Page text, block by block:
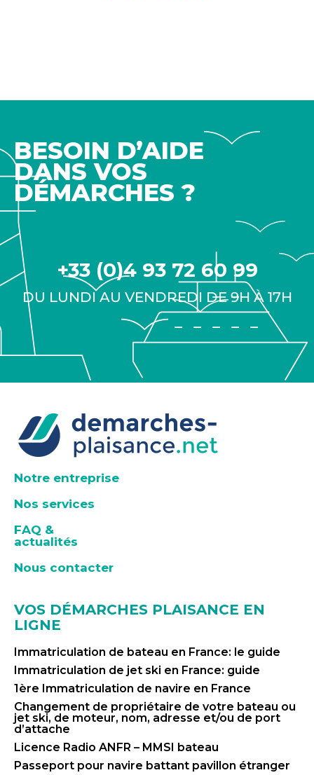
BESOIN D’AIDE
DANS VOS
DÉMARCHES ?
+33 (0)4 93 72 60 99
DU LUNDI AU VENDREDI DE 9H À 17H
Notre entreprise
Nos services
FAQ &
actualités
Nous contacter
VOS DÉMARCHES PLAISANCE EN
LIGNE
Immatriculation de bateau en France: le guide
Immatriculation de jet ski en France: guide
1ère Immatriculation de navire en France
Changement de propriétaire de votre bateau ou
jet ski, de moteur, nom, adresse et/ou de port
d’attache
Licence Radio ANFR – MMSI bateau
Passeport pour navire battant pavillon étranger